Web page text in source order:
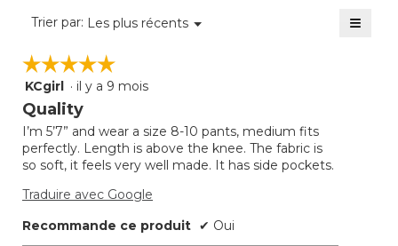
Trier par: Les plus récents ▼
Menu ≡
☆☆☆☆☆
☆☆☆☆☆
5
étoile(s)
sur
5.
KCgirl · il y a 9 mois
Quality
I’m 5’7” and wear a size 8-10 pants, medium fits
perfectly. Length is above the knee. The fabric is
so soft, it feels very well made. It has side pockets.
Traduire avec Google
Recommande ce produit ✔ Oui